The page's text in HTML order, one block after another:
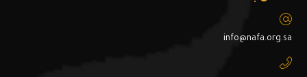
info@nafa.org.sa